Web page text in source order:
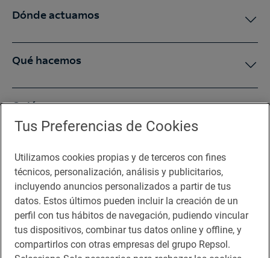
Dónde actuamos
Qué hacemos
Quiénes somos
Sala de prensa
Te puede interesar
Tus Preferencias de Cookies
Utilizamos cookies propias y de terceros con fines
técnicos, personalización, análisis y publicitarios,
incluyendo anuncios personalizados a partir de tus
datos. Estos últimos pueden incluir la creación de un
perfil con tus hábitos de navegación, pudiendo vincular
tus dispositivos, combinar tus datos online y offline, y
compartirlos con otras empresas del grupo Repsol.